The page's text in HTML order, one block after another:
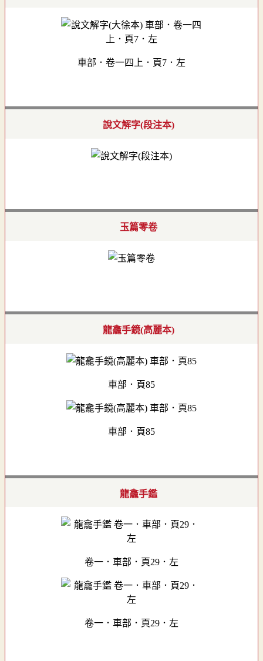
車部．卷一四上．頁7．左
說文解字(段注本)
玉篇零卷
龍龕手鏡(高麗本)
車部．頁85
車部．頁85
龍龕手鑑
卷一．車部．頁29．左
卷一．車部．頁29．左